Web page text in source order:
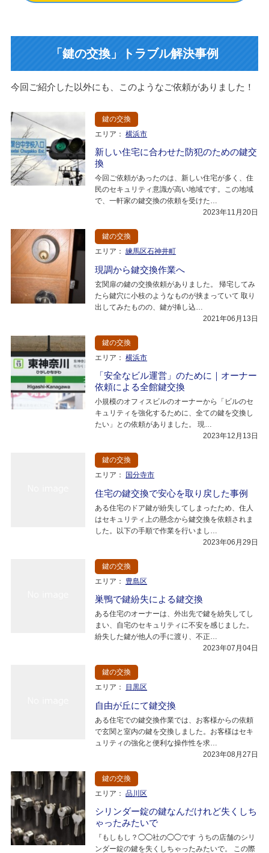
「鍵の交換」トラブル解決事例
今回ご紹介した以外にも、このようなご依頼がありました！
鍵の交換
エリア： 横浜市
新しい住宅に合わせた防犯のための鍵交
換
今回ご依頼があったのは、新しい住宅が多く、住
民のセキュリティ意識が高い地域です。この地域
で、一軒家の鍵交換の依頼を受けた…
2023年11月20日
鍵の交換
エリア： 練馬区石神井町
現調から鍵交換作業へ
玄関扉の鍵の交換依頼がありました。 帰宅してみ
たら鍵穴に小枝のようなものが挟まっていて 取り
出してみたものの、鍵が挿し込…
2021年06月13日
鍵の交換
エリア： 横浜市
「安全なビル運営」のために｜オーナー
依頼による全館鍵交換
小規模のオフィスビルのオーナーから「ビルのセ
キュリティを強化するために、全ての鍵を交換し
たい」との依頼がありました。 現…
2023年12月13日
鍵の交換
エリア：
国分寺市
住宅の鍵交換で安心を取り戻した事例
ある住宅のドア鍵が紛失してしまったため、住人
はセキュリティ上の懸念から鍵交換を依頼されま
した。以下の手順で作業を行いまし…
2023年06月29日
鍵の交換
エリア：
豊島区
巣鴨で鍵紛失による鍵交換
ある住宅のオーナーは、外出先で鍵を紛失してし
まい、自宅のセキュリティに不安を感じました。
紛失した鍵が他人の手に渡り、不正…
2023年07月04日
鍵の交換
エリア：
目黒区
自由が丘にて鍵交換
ある住宅での鍵交換作業では、お客様からの依頼
で玄関と室内の鍵を交換しました。お客様はセキ
ュリティの強化と便利な操作性を求…
2023年08月27日
鍵の交換
エリア： 品川区
シリンダー錠の鍵なんだけれど失くしち
ゃったみたいで
『もしもし？◯◯社の◯◯です うちの店舗のシリ
ンダー錠の鍵を失くしちゃったみたいで。 この際